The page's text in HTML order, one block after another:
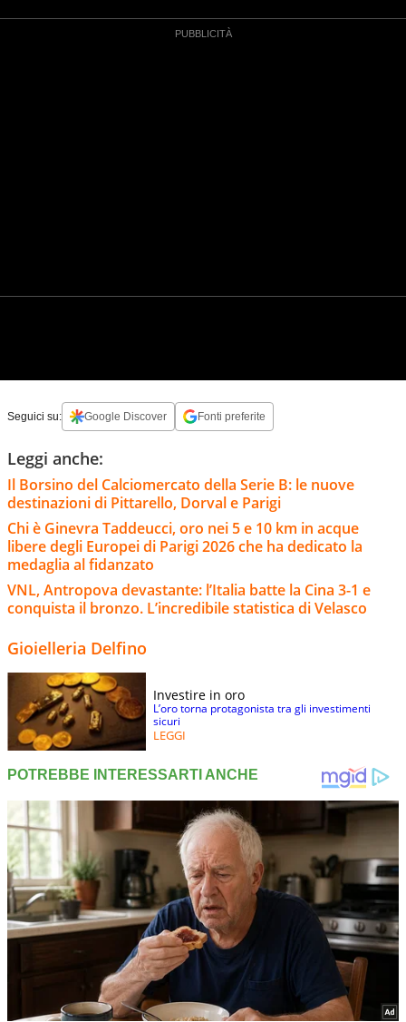
Seguici su: Google Discover Fonti preferite
Leggi anche:
Il Borsino del Calciomercato della Serie B: le nuove
destinazioni di Pittarello, Dorval e Parigi
Chi è Ginevra Taddeucci, oro nei 5 e 10 km in acque
libere degli Europei di Parigi 2026 che ha dedicato la
medaglia al fidanzato
VNL, Antropova devastante: l’Italia batte la Cina 3-1 e
conquista il bronzo. L’incredibile statistica di Velasco
Gioielleria Delfino
Investire in oro
L’oro torna protagonista tra gli investimenti
sicuri
LEGGI